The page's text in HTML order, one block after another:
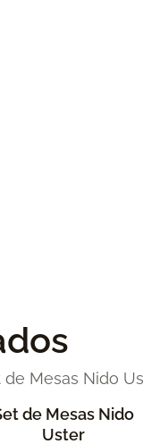
de Mesas Nido
Uster
Este